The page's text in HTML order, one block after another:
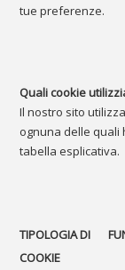
tue preferenze.
Quali cookie
Il nostro sito
ognuna delle quali
tabella esplicativa.
TIPOLOGIA DI
COOKIE